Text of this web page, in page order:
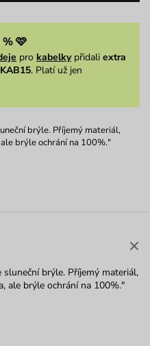
🩷
pro kabelkypřidali extra
KAB15. Platí už jen
brýle. Příjemý materiál,
brýle ochrání na 100%."
brýle. Příjemý materiál,
ale brýle ochrání na 100%."